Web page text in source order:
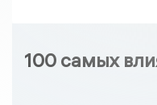
100 самых